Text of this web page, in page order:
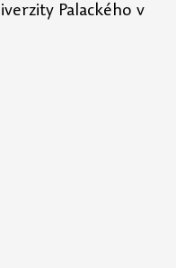
Palackého v